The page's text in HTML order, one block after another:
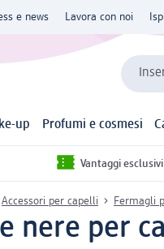
e news Lavora con noi
up Profumi e cosmesi
Vantaggi
Accessori per capelli Fermagli
nere per